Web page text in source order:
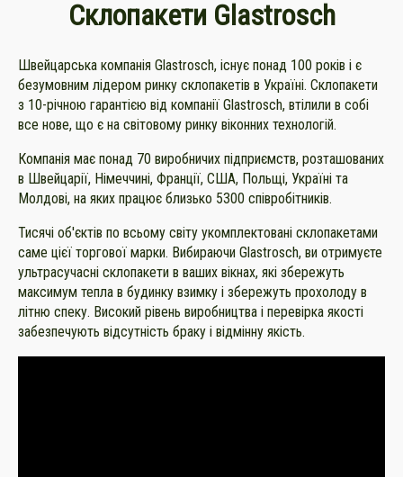
Склопакети Glastrosch
Швейцарська компанія Glastrosch, існує понад 100 років і є
безумовним лідером ринку склопакетів в Україні. Склопакети
з 10-річною гарантією від компанії Glastrosch, втілили в собі
все нове, що є на світовому ринку віконних технологій.
Компанія має понад 70 виробничих підприємств, розташованих
в Швейцарії, Німеччині, Франції, США, Польщі, Україні та
Молдові, на яких працює близько 5300 співробітників.
Тисячі об'єктів по всьому світу укомплектовані склопакетами
саме цієї торгової марки. Вибираючи Glastrosch, ви отримуєте
ультрасучасні склопакети в ваших вікнах, які збережуть
максимум тепла в будинку взимку і збережуть прохолоду в
літню спеку. Високий рівень виробництва і перевірка якості
забезпечують відсутність браку і відмінну якість.